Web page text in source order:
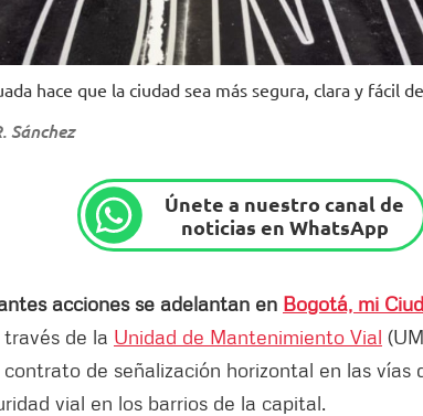
hace que la ciudad sea más segura, clara y fácil
Sánchez
Únete a nuestro canal de
noticias en WhatsApp
acciones se adelantan en Bogotá, mi
través de la Unidad de Mantenimiento Vial
de señalización horizontal en las vías
vial en los barrios de la capital.